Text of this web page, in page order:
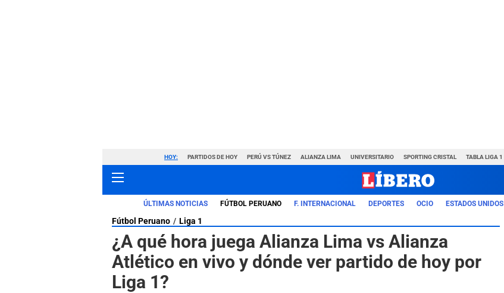
HOY: PARTIDOS DE HOY PERÚ VS TÚNEZ ALIANZA LIMA UNIVERSITARIO SPORTING CRISTAL TABLA LIGA 1
ÚLTIMAS NOTICIAS FÚTBOL PERUANO F. INTERNACIONAL DEPORTES OCIO ESTADOS UNIDOS
Fútbol Peruano Liga 1
¿A qué hora juega Alianza Lima vs Alianza
Atlético en vivo y dónde ver partido de hoy por
Liga 1?